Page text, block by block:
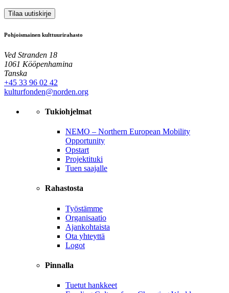
Tilaa uutiskirje
Pohjoismainen kulttuurirahasto
Ved Stranden 18
1061 Kööpenhamina
Tanska
+45 33 96 02 42
kulturfonden@norden.org
Tukiohjelmat
NEMO – Northern European Mobility
Opportunity
Opstart
Projektituki
Tuen saajalle
Rahastosta
Työstämme
Organisaatio
Ajankohtaista
Ota yhteyttä
Logot
Pinnalla
Tuetut hankkeet